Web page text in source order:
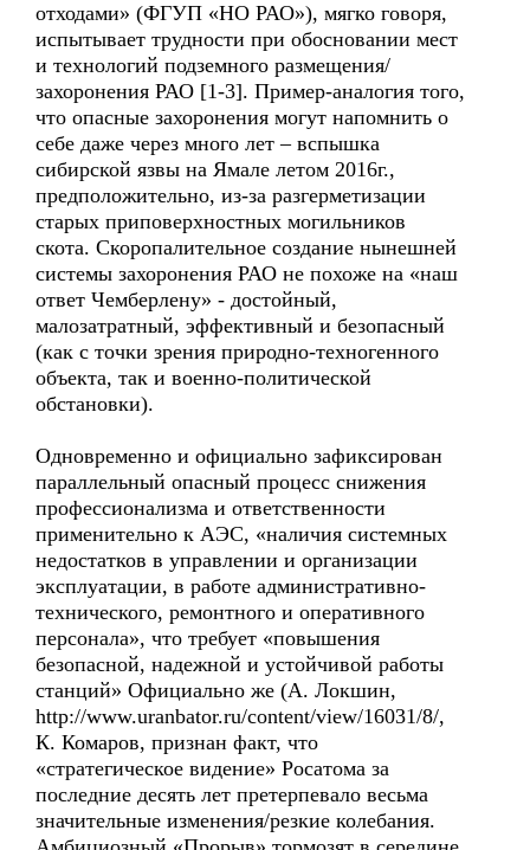
отходами» (ФГУП «НО РАО»), мягко говоря,
испытывает трудности при обосновании мест
и технологий подземного размещения/
захоронения РАО [1-3]. Пример-аналогия того,
что опасные захоронения могут напомнить о
себе даже через много лет – вспышка
сибирской язвы на Ямале летом 2016г.,
предположительно, из-за разгерметизации
старых приповерхностных могильников
скота. Скоропалительное создание нынешней
системы захоронения РАО не похоже на «наш
ответ Чемберлену» - достойный,
малозатратный, эффективный и безопасный
(как с точки зрения природно-техногенного
объекта, так и военно-политической
обстановки).
Одновременно и официально зафиксирован
параллельный опасный процесс снижения
профессионализма и ответственности
применительно к АЭС, «наличия системных
недостатков в управлении и организации
эксплуатации, в работе административно-
технического, ремонтного и оперативного
персонала», что требует «повышения
безопасной, надежной и устойчивой работы
станций» Официально же (А. Локшин,
http://www.uranbator.ru/content/view/16031/8/,
К. Комаров, признан факт, что
«стратегическое видение» Росатома за
последние десять лет претерпевало весьма
значительные изменения/резкие колебания.